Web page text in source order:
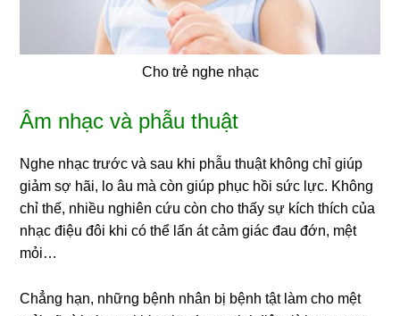
Cho trẻ nghe nhạc
Âm nhạc và phẫu thuật
Nghe nhạc trước và sau khi phẫu thuật không chỉ giúp
giảm sợ hãi, lo âu mà còn giúp phục hồi sức lực. Không
chỉ thế, nhiều nghiên cứu còn cho thấy sự kích thích của
nhạc điệu đôi khi có thể lấn át cảm giác đau đớn, mệt
mỏi…
Chẳng hạn, những bệnh nhân bị bệnh tật làm cho mệt